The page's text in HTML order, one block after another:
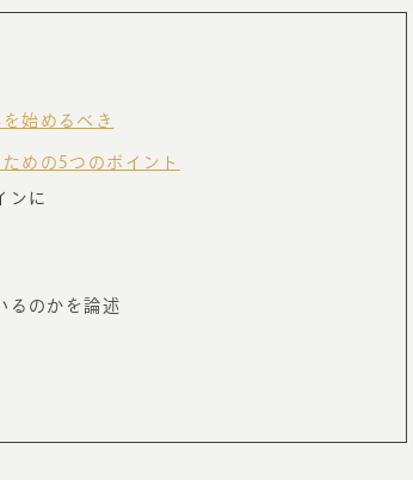
MARKETING
検索順位を安定的に伸ばす内部SEO対策
特定のターゲットに的確に訴求するインター
始めるべき
めの5つのポイント
ンに
るのかを論述